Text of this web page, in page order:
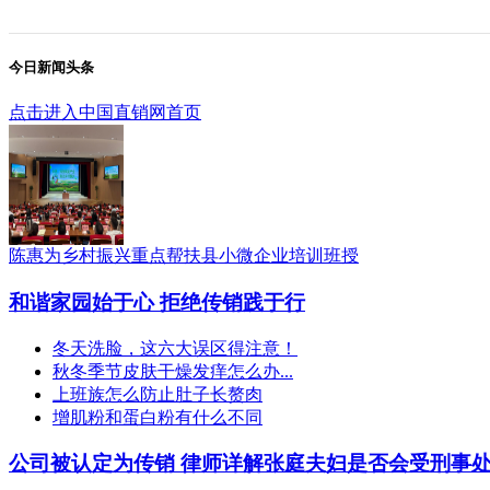
今日新闻头条
点击进入中国直销网首页
陈惠为乡村振兴重点帮扶县小微企业培训班授
和谐家园始于心 拒绝传销践于行
冬天洗脸，这六大误区得注意！
秋冬季节皮肤干燥发痒怎么办...
上班族怎么防止肚子长赘肉
增肌粉和蛋白粉有什么不同
公司被认定为传销 律师详解张庭夫妇是否会受刑事